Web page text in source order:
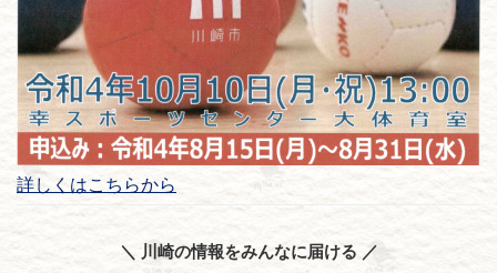
詳しくはこちらから
＼ 川崎の情報をみんなに届ける ／